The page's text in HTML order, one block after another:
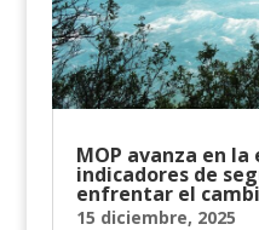
MOP avanza en
indicadores de
enfrentar el
15 diciembre, 2025